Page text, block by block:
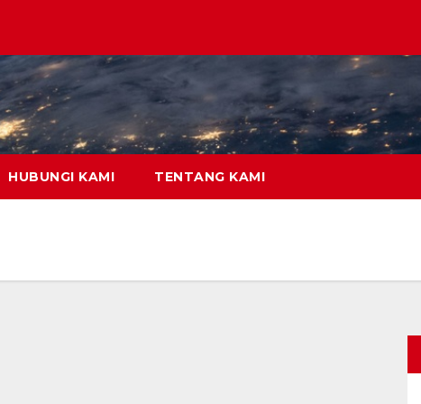
HUBUNGI KAMI TENTANG KAMI